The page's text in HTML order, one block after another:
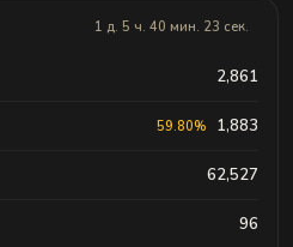
1 д. 5 ч. 40 мин. 23 сек.
2,861
59.80% 1,883
62,527
96